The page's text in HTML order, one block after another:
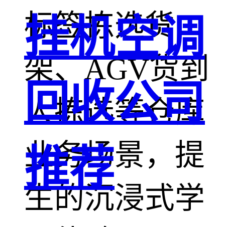
标签拣选货
架、AGV货到
人拣选等仓库
业务场景，提
生的沉浸式学
挂机空调
回收公司
推荐